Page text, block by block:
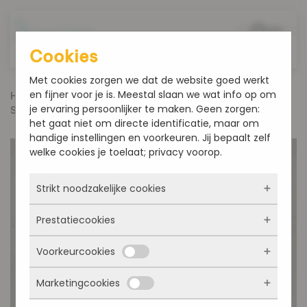
Home Producten
Gevuld Brood
Suikerbrood
Cookies
Met cookies zorgen we dat de website goed werkt
en fijner voor je is. Meestal slaan we wat info op om
je ervaring persoonlijker te maken. Geen zorgen:
het gaat niet om directe identificatie, maar om
handige instellingen en voorkeuren. Jij bepaalt zelf
welke cookies je toelaat; privacy voorop.
Strikt noodzakelijke cookies
Deze cookies zorgen ervoor dat de website
überhaupt werkt. Ze zijn dus altijd actief en
kunnen niet worden uitgezet. Meestal worden
ze alleen geplaatst als jij iets doet, zoals
inloggen, een formulier invullen of je
privacyvoorkeuren opslaan. Je kunt je browser
Prestatiecookies
Met deze cookies zien we hoe vaak onze site
bezocht wordt, waar bezoekers vandaan
komen en welke pagina’s populair zijn. Zo
kunnen we de website blijven verbeteren.
Voorkeurcookies
Deze cookies onthouden jouw voorkeuren.
Bijvoorbeeld taalkeuze of ingevulde gegevens.
Marketingcookies